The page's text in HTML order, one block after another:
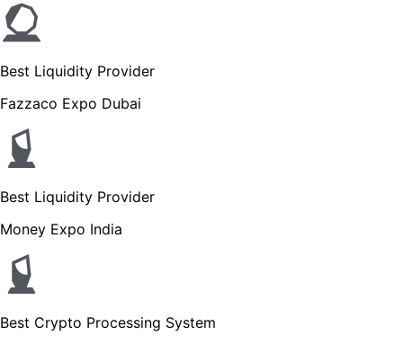
Best Liquidity Provider
Fazzaco Expo Dubai
Best Liquidity Provider
Money Expo India
Best Crypto Processing System